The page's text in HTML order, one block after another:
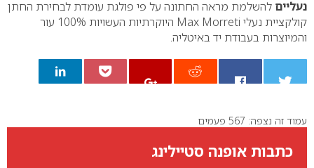
נעליים להשלמת מראה החתונה על פי פולגת עומדת לבחירת החתן
קולקציית נעלי Max Morreti היוקרתיות העשויות 100% עור
והמיוצרות בעבודת יד באיטליה.
0
עמוד זה נצפה: 567 פעמים
כתבות אופנה סטיילינג